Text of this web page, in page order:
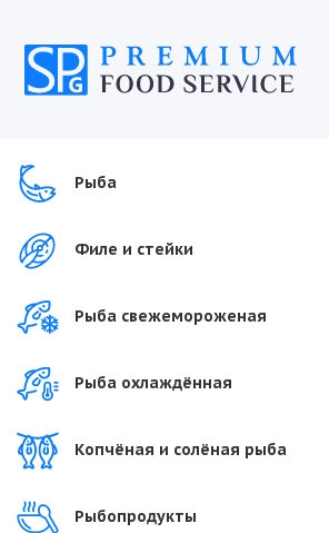
Рыба
Филе и стейки
Рыба свежемороженая
Рыба охлаждённая
Копчёная и солёная рыба
Рыбопродукты